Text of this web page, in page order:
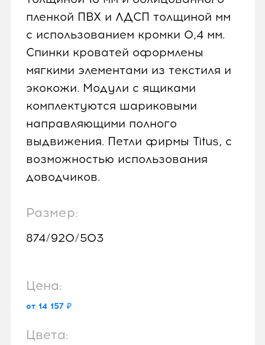
пленкой ПВХ и ЛДСП толщиной мм
с использованием кромки 0,4 мм.
Спинки кроватей оформлены
мягкими элементами из текстиля и
экокожи. Модули с ящиками
комплектуются шариковыми
направляющими полного
выдвижения. Петли фирмы Titus, с
возможностью использования
доводчиков.
Размер:
874/920/503
Цена:
от 14 157 ₽
Цвета: